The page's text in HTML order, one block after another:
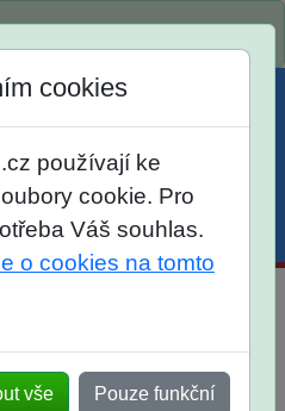
Účet Košík
cookies
používají ke
cookie. Pro
Váš souhlas.
o cookies na tomto
vše Pouze funkční